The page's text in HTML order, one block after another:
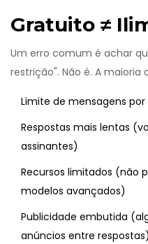
Gratuito ≠
Um erro comum é achar
restrição". Não é. A
Limite de mensagens
Respostas mais lentas
assinantes)
Recursos limitados (não
modelos avançados)
Publicidade embutida
anúncios entre respostas)